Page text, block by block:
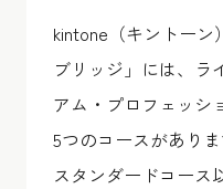
kintone（キントー
ブリッジ」には、ラ
アム・プロフェッシ
5つのコースがありま
スタンダードコース